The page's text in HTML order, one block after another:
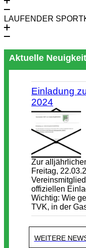
LAUFENDER
Aktuelle
Einladung
2024
Zur
Freitag,
offiziellen
Wichtig: Wie
TVK, in der
WEITERE